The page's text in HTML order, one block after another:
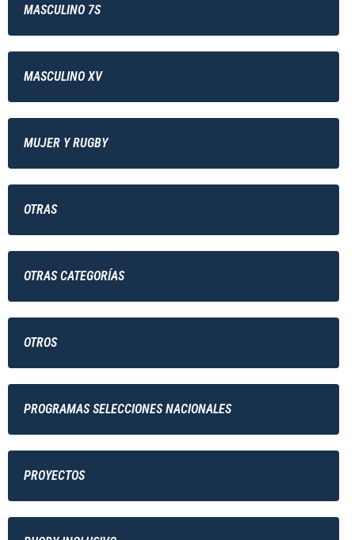
MASCULINO 7S
MASCULINO XV
MUJER Y RUGBY
OTRAS
OTRAS CATEGORÍAS
OTROS
PROGRAMAS SELECCIONES NACIONALES
PROYECTOS